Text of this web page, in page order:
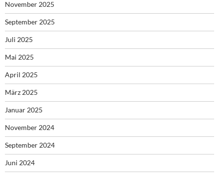
November 2025
September 2025
Juli 2025
Mai 2025
April 2025
März 2025
Januar 2025
November 2024
September 2024
Juni 2024